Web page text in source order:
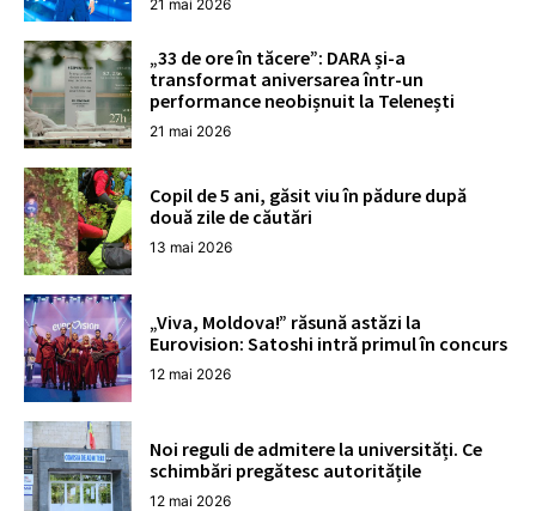
21 mai 2026
„33 de ore în tăcere”: DARA și-a
transformat aniversarea într-un
performance neobișnuit la Telenești
21 mai 2026
Copil de 5 ani, găsit viu în pădure după
două zile de căutări
13 mai 2026
„Viva, Moldova!” răsună astăzi la
Eurovision: Satoshi intră primul în concurs
12 mai 2026
Noi reguli de admitere la universități. Ce
schimbări pregătesc autoritățile
12 mai 2026